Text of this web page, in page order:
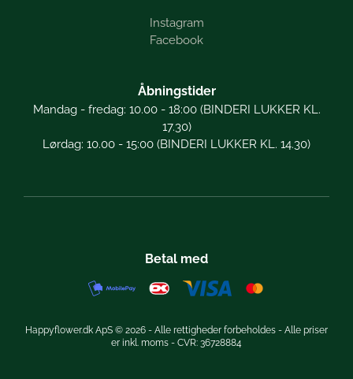
Instagram
Facebook
Åbningstider
Mandag - fredag: 10.00 - 18:00 (BINDERI LUKKER KL.
17.30)
Lørdag: 10.00 - 15:00 (BINDERI LUKKER KL. 14.30)
Betal med
Happyflower.dk ApS © 2026 - Alle rettigheder forbeholdes - Alle priser
er inkl. moms - CVR: 36728884